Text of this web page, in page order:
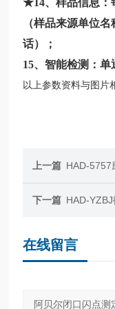
★14、样品信息：
（样品来源单位
话）；
15、智能检测：单
以上参数资料与图片
上一篇 HAD-5757
下一篇 HAD-
在线留言